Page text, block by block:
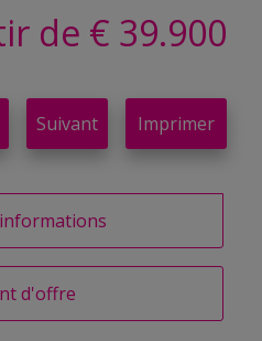
de € 39.900
Suivant Imprimer
d'offre